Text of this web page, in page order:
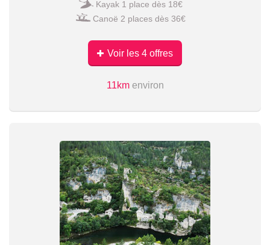
Kayak 1 place dès 18€
Canoë 2 places dès 36€
Voir les 4 offres
11kmenviron